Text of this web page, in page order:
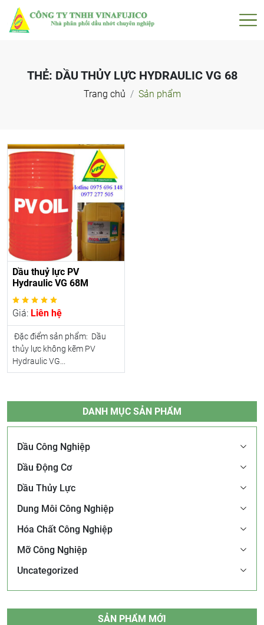
THẺ: DẦU THỦY LỰC HYDRAULIC VG 68
Trang chủ Sản phẩm
Dầu thuỷ lực PV
Hydraulic VG 68M
Giá: Liên hệ
Đặc điểm sản phẩm: Dầu
thủy lực không kẽm PV
Hydraulic VG...
DANH MỤC SẢN PHẨM
Dầu Công Nghiệp
Dầu Động Cơ
Dầu Thủy Lực
Dung Môi Công Nghiệp
Hóa Chất Công Nghiệp
Mỡ Công Nghiệp
Uncategorized
SẢN PHẨM MỚI